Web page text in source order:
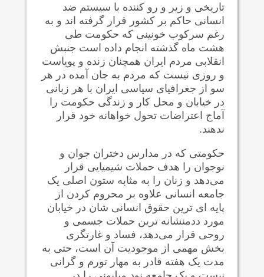
تاریخی و زیر و رو کننده با سیستم ضد
انسانی حاکم بر کشور قرار گرفته اند و به
رغم سرکوب خونینی که حکومت طی
هشت ماه گذشته انجام داده است جنبش
انقلابی مردم ایران همچنان زنده و پویاست
و روزی نیست که مردم به جان آمده در هر
سو از جغرافیای سیاسی ایران با هر زبانی
در خیابان و محل کار و زندگی حکومت را
آماج اعتراضات تحول خواهانه خود قرار
ندهند.
حکومتی که در مدارس دختران جوان و
نوجوان را هدف حملات شیمیایی قرار
می‌دهد و زنان را به مثابه ستون اصلی یک
جامعه انسانی علاوه بر محروم کردن از
پایه ای ترین حقوق انسانی شان در خیابان
مورد ددمنشانه ترین حملات جسمی و
روحی قرار می‌دهد، فساد و غارتگری
بخش مهمی از موجودیت آن است، حتی به
مدت یک هفته قادر به مهار تورم و گرانی